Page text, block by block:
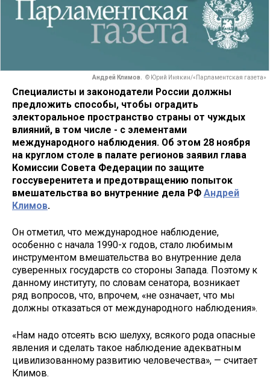
Андрей Климов. © Юрий Инякин/«Парламентская газета»
Специалисты и законодатели России должны
предложить способы, чтобы оградить
электоральное пространство страны от чуждых
влияний, в том числе - с элементами
международного наблюдения. Об этом 28 ноября
на круглом столе в палате регионов заявил глава
Комиссии Совета Федерации по защите
госсуверенитета и предотвращению попыток
вмешательства во внутренние дела РФ Андрей
Климов.
Он отметил, что международное наблюдение,
особенно с начала 1990-х годов, стало любимым
инструментом вмешательства во внутренние дела
суверенных государств со стороны Запада. Поэтому к
данному институту, по словам сенатора, возникает
ряд вопросов, что, впрочем, «не означает, что мы
должны отказаться от международного наблюдения».
«Нам надо отсеять всю шелуху, всякого рода опасные
явления и сделать такое наблюдение адекватным
цивилизованному развитию человечества», — считает
Климов.